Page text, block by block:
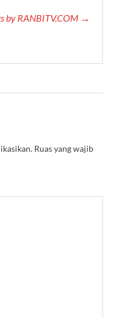
by RANBITV.COM →
Ruas yang wajib